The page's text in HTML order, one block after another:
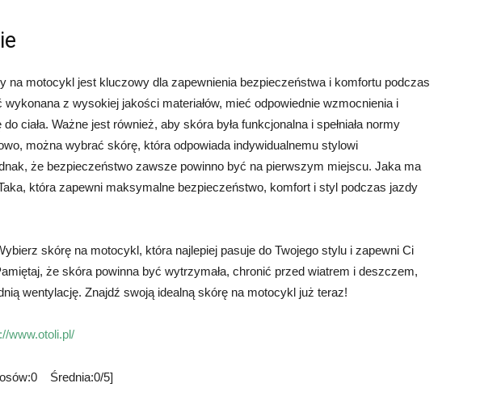
na motocykl jest kluczowy dla zapewnienia bezpieczeństwa i komfortu podczas
wykonana z wysokiej jakości materiałów, mieć odpowiednie wzmocnienia i
ciała. Ważne jest również, aby skóra była funkcjonalna i spełniała normy
można wybrać skórę, która odpowiada indywidualnemu stylowi
że bezpieczeństwo zawsze powinno być na pierwszym miejscu. Jaka ma
która zapewni maksymalne bezpieczeństwo, komfort i styl podczas jazdy
skórę na motocykl, która najlepiej pasuje do Twojego stylu i zapewni Ci
że skóra powinna być wytrzymała, chronić przed wiatrem i deszczem,
wentylację. Znajdź swoją idealną skórę na motocykl już teraz!
www.otoli.pl/
Średnia:0/5]